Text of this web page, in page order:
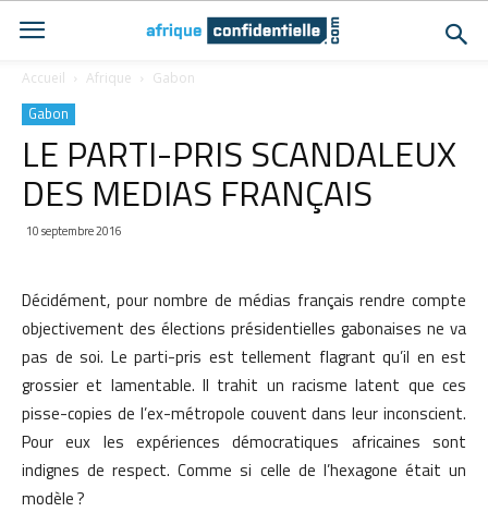
Accueil Afrique Gabon
Gabon
LE PARTI-PRIS SCANDALEUX
DES MEDIAS FRANÇAIS
10 septembre 2016
Décidément, pour nombre de médias français rendre compte
objectivement des élections présidentielles gabonaises ne va
pas de soi. Le parti-pris est tellement flagrant qu’il en est
grossier et lamentable. Il trahit un racisme latent que ces
pisse-copies de l’ex-métropole couvent dans leur inconscient.
Pour eux les expériences démocratiques africaines sont
indignes de respect. Comme si celle de l’hexagone était un
modèle ?